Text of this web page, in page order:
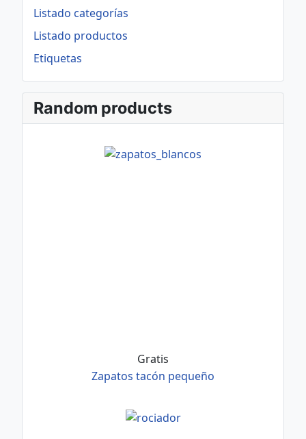
Listado categorías
Listado productos
Etiquetas
Random products
Gratis
Zapatos tacón pequeño